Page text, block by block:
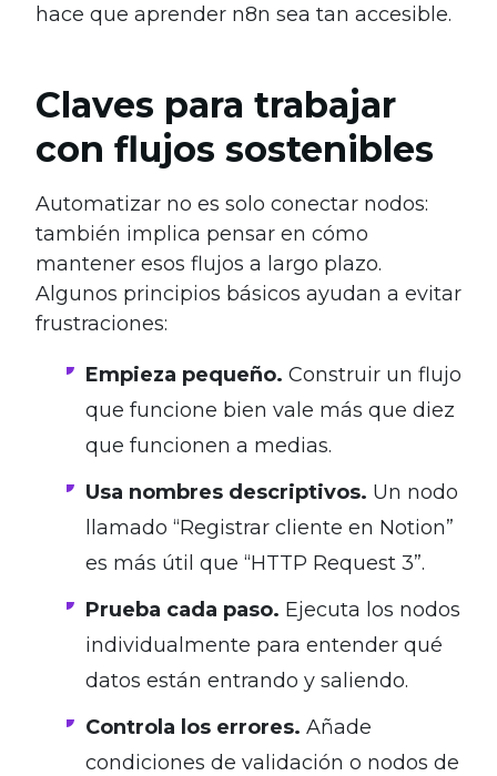
hace que aprender n8n sea tan accesible.
Claves para trabajar
con flujos sostenibles
Automatizar no es solo conectar nodos:
también implica pensar en cómo
mantener esos flujos a largo plazo.
Algunos principios básicos ayudan a evitar
frustraciones:
Empieza pequeño. Construir un flujo
que funcione bien vale más que diez
que funcionen a medias.
Usa nombres descriptivos. Un nodo
llamado “Registrar cliente en Notion”
es más útil que “HTTP Request 3”.
Prueba cada paso. Ejecuta los nodos
individualmente para entender qué
datos están entrando y saliendo.
Controla los errores. Añade
condiciones de validación o nodos de